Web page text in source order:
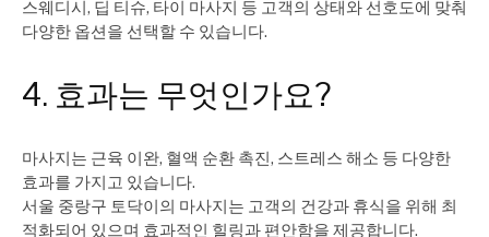
스웨디시, 딥 티슈, 타이 마사지 등 고객의 상태와 선호도에 맞춰
다양한 옵션을 선택할 수 있습니다.
4. 효과는 무엇인가요?
마사지는 근육 이완, 혈액 순환 촉진, 스트레스 해소 등 다양한
효과를 가지고 있습니다.
서울 중랑구 토닥이의 마사지는 고객의 건강과 휴식을 위해 최
적화되어 있으며 효과적인 힐링과 편안함을 제공합니다.